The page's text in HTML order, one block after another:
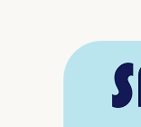
Skip image
Read more